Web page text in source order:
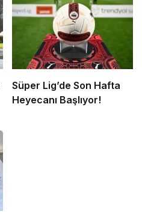
Süper Lig’de Son Hafta
Heyecanı Başlıyor!